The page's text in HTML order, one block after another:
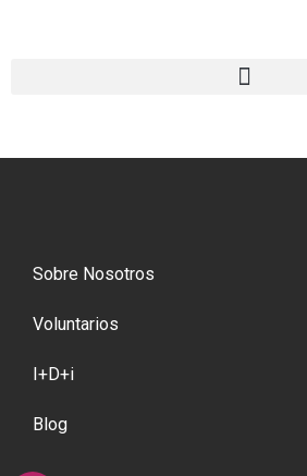
Sobre Nosotros
Voluntarios
I+D+i
Blog